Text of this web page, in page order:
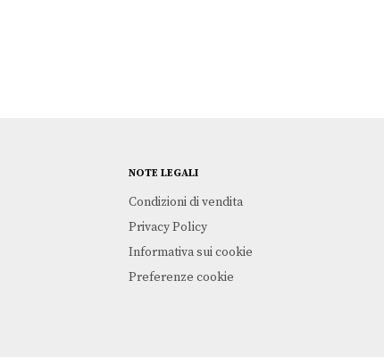
NOTE LEGALI
Condizioni di vendita
Privacy Policy
Informativa sui cookie
Preferenze cookie